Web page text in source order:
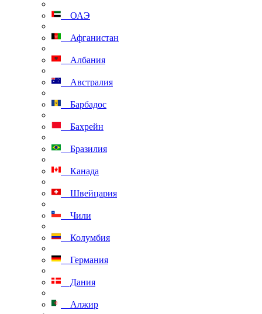
ОАЭ
Афганистан
Албания
Австралия
Барбадос
Бахрейн
Бразилия
Канада
Швейцария
Чили
Колумбия
Германия
Дания
Алжир